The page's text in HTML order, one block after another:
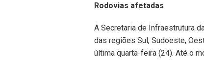
Rodovias afetadas
A Secretaria de Infraestrutura
das regiões Sul, Sudoeste,
última quarta-feira (24). Até o